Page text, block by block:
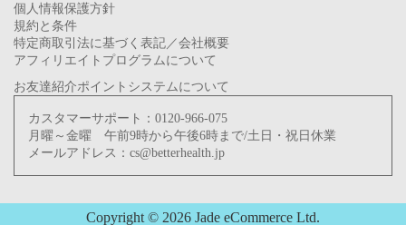
個人情報保護方針
規約と条件
特定商取引法に基づく表記／会社概要
アフィリエイトプログラムについて
お友達紹介ポイントシステムについて
カスタマーサポート： 0120-966-075
月曜～金曜 午前9時から午後6時まで/土日・祝日休業
メールアドレス： cs@betterhealth.jp
Copyright © 2026 Jade eCommerce Ltd.